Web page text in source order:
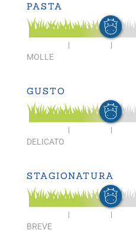
PASTA
MOLLE
GUSTO
DELICATO
STAGIONATURA
BREVE